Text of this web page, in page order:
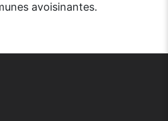
avoisinantes.